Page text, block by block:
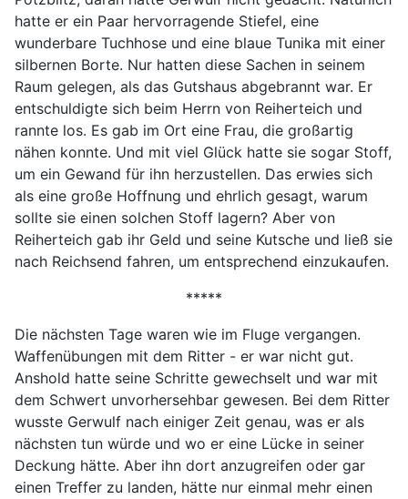
hatte er ein Paar hervorragende Stiefel, eine
wunderbare Tuchhose und eine blaue Tunika mit einer
silbernen Borte. Nur hatten diese Sachen in seinem
Raum gelegen, als das Gutshaus abgebrannt war. Er
entschuldigte sich beim Herrn von Reiherteich und
rannte los. Es gab im Ort eine Frau, die großartig
nähen konnte. Und mit viel Glück hatte sie sogar Stoff,
um ein Gewand für ihn herzustellen. Das erwies sich
als eine große Hoffnung und ehrlich gesagt, warum
sollte sie einen solchen Stoff lagern? Aber von
Reiherteich gab ihr Geld und seine Kutsche und ließ sie
nach Reichsend fahren, um entsprechend einzukaufen.
*****
Die nächsten Tage waren wie im Fluge vergangen.
Waffenübungen mit dem Ritter - er war nicht gut.
Anshold hatte seine Schritte gewechselt und war mit
dem Schwert unvorhersehbar gewesen. Bei dem Ritter
wusste Gerwulf nach einiger Zeit genau, was er als
nächsten tun würde und wo er eine Lücke in seiner
Deckung hätte. Aber ihn dort anzugreifen oder gar
einen Treffer zu landen, hätte nur einmal mehr einen